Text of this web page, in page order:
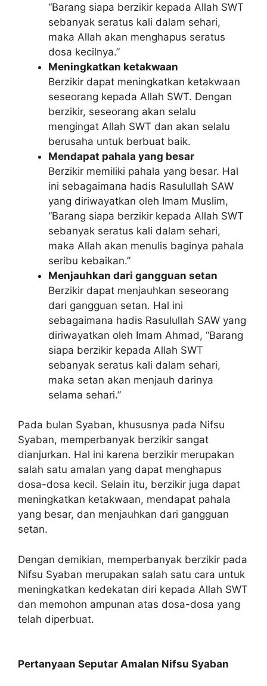
“Barang siapa berzikir kepada Allah SWT
sebanyak seratus kali dalam sehari,
maka Allah akan menghapus seratus
dosa kecilnya.”
Meningkatkan ketakwaan
Berzikir dapat meningkatkan ketakwaan
seseorang kepada Allah SWT. Dengan
berzikir, seseorang akan selalu
mengingat Allah SWT dan akan selalu
berusaha untuk berbuat baik.
Mendapat pahala yang besar
Berzikir memiliki pahala yang besar. Hal
ini sebagaimana hadis Rasulullah SAW
yang diriwayatkan oleh Imam Muslim,
“Barang siapa berzikir kepada Allah SWT
sebanyak seratus kali dalam sehari,
maka Allah akan menulis baginya pahala
seribu kebaikan.”
Menjauhkan dari gangguan setan
Berzikir dapat menjauhkan seseorang
dari gangguan setan. Hal ini
sebagaimana hadis Rasulullah SAW yang
diriwayatkan oleh Imam Ahmad, “Barang
siapa berzikir kepada Allah SWT
sebanyak seratus kali dalam sehari,
maka setan akan menjauh darinya
selama sehari.”
Pada bulan Syaban, khususnya pada Nifsu
Syaban, memperbanyak berzikir sangat
dianjurkan. Hal ini karena berzikir merupakan
salah satu amalan yang dapat menghapus
dosa-dosa kecil. Selain itu, berzikir juga dapat
meningkatkan ketakwaan, mendapat pahala
yang besar, dan menjauhkan dari gangguan
setan.
Dengan demikian, memperbanyak berzikir pada
Nifsu Syaban merupakan salah satu cara untuk
meningkatkan kedekatan diri kepada Allah SWT
dan memohon ampunan atas dosa-dosa yang
telah diperbuat.
Pertanyaan Seputar Amalan Nifsu Syaban